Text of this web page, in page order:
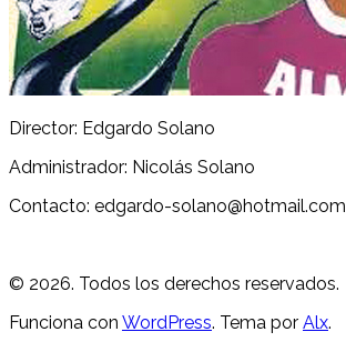
Director: Edgardo Solano
Administrador: Nicolás Solano
Contacto: edgardo-solano@hotmail.com
© 2026. Todos los derechos reservados.
Funciona con WordPress. Tema por Alx.